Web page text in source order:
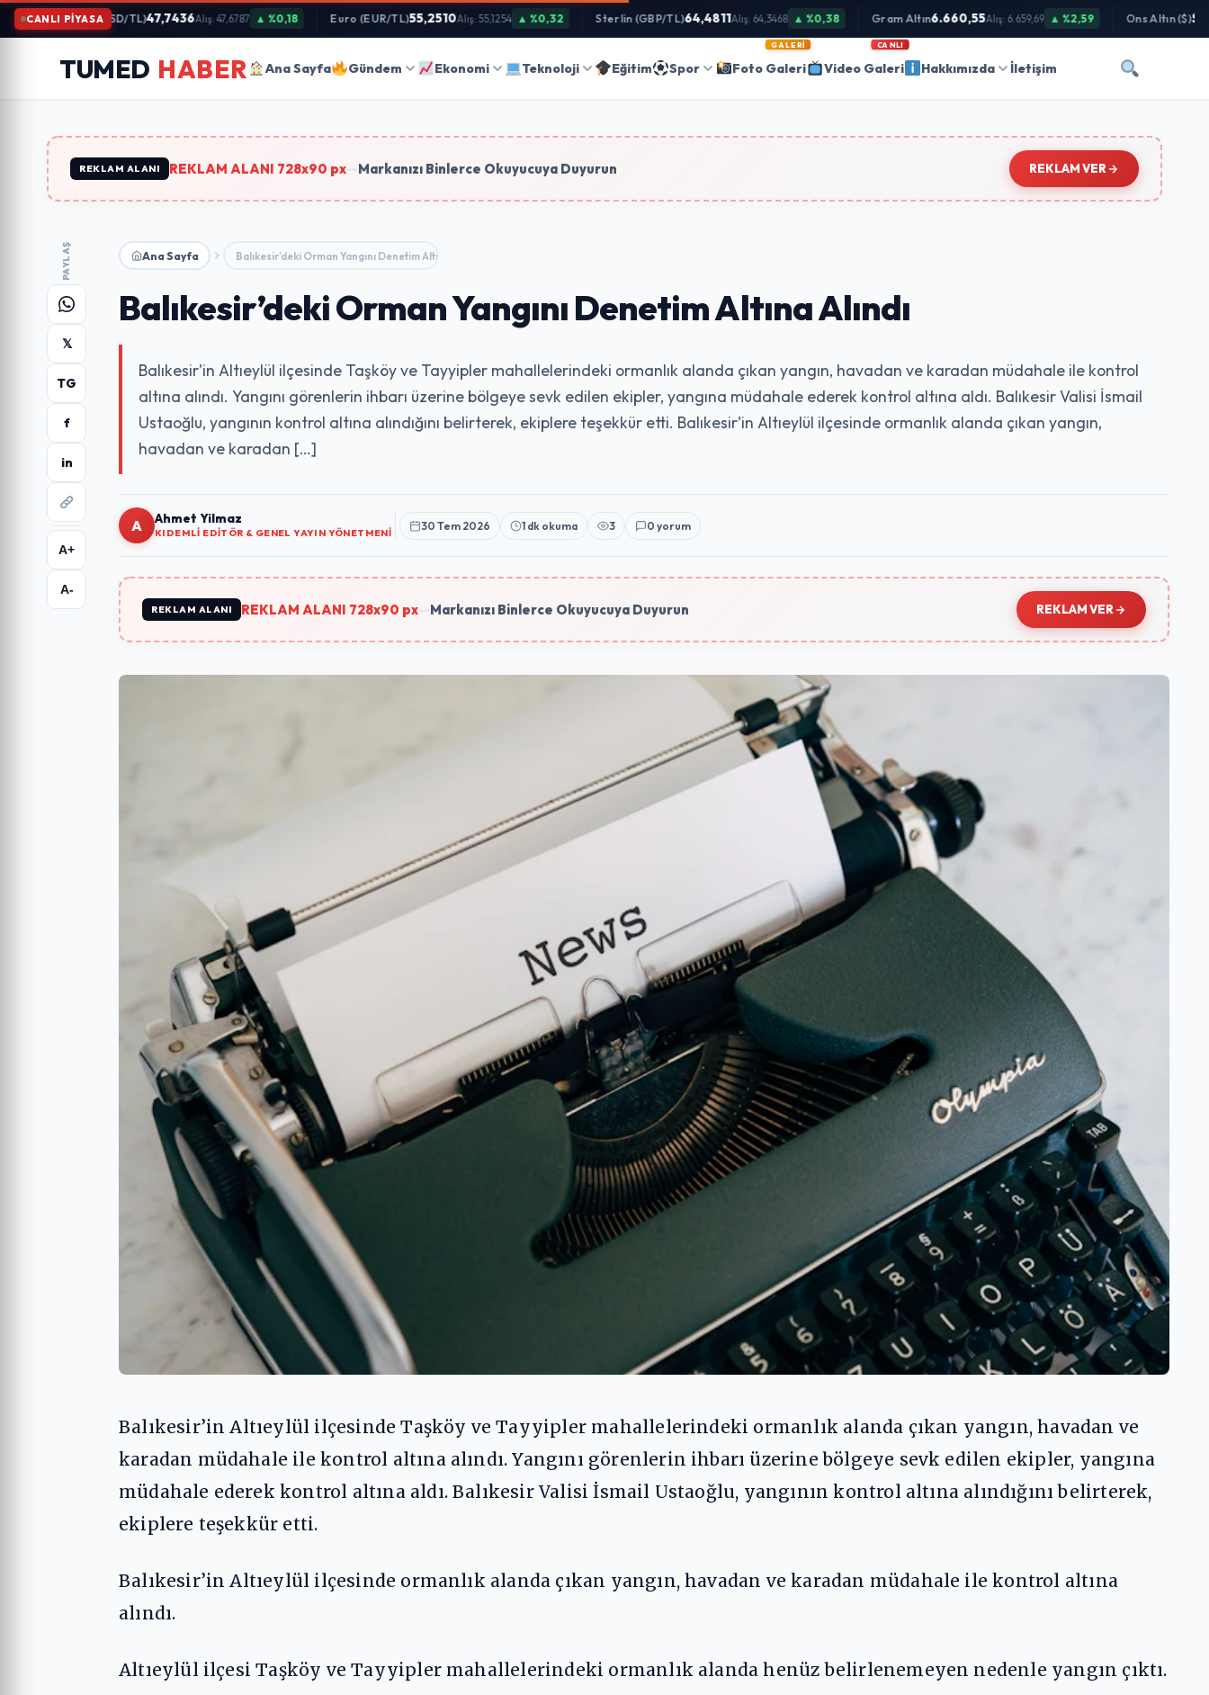
İçeriğe
Atla
CANLI PİYASA
Dolar (USD/TL)47,7436Alış: 47,6787 ▲ %0,18 Euro (EUR/TL)55,2510Alış: 55,1254 ▲ %0,32 Sterlin (GBP/TL)64,4811Alış: 64,3468 ▲ %0,38 Gram Altın6.660,55Alış: 6.659,69 ▲ %2,59 Ons Altın ($)
TUMED HABER Ana Sayfa Gündem Ekonomi Teknoloji Eğitim Spor Foto Galeri
GALERI
Video Galeri
CANLI
Hakkımızda İletişim
Arama
REKLAM ALANI REKLAM ALANI 728x90 px—Markanızı Binlerce Okuyucuya Duyurun REKLAM VER
PAYLAŞ
𝕏
TG
f
in
A+
A-
Ana Sayfa Balıkesir’deki Orman Yangını Denetim Altına Alındı
Balıkesir’deki Orman Yangını Denetim Altına Alındı
Balıkesir’in Altıeylül ilçesinde Taşköy ve Tayyipler mahallelerindeki ormanlık alanda çıkan yangın, havadan ve karadan müdahale ile kontrol
altına alındı. Yangını görenlerin ihbarı üzerine bölgeye sevk edilen ekipler, yangına müdahale ederek kontrol altına aldı. Balıkesir Valisi İsmail
Ustaoğlu, yangının kontrol altına alındığını belirterek, ekiplere teşekkür etti. Balıkesir’in Altıeylül ilçesinde ormanlık alanda çıkan yangın,
havadan ve karadan […]
A Ahmet Yilmaz
KIDEMLI EDITÖR & GENEL YAYIN YÖNETMENI
30 Tem 2026 1 dk okuma 3 0 yorum
REKLAM ALANI REKLAM ALANI 728x90 px—Markanızı Binlerce Okuyucuya Duyurun REKLAM VER
Balıkesir’in Altıeylül ilçesinde Taşköy ve Tayyipler mahallelerindeki ormanlık alanda çıkan yangın, havadan ve
karadan müdahale ile kontrol altına alındı. Yangını görenlerin ihbarı üzerine bölgeye sevk edilen ekipler, yangına
müdahale ederek kontrol altına aldı. Balıkesir Valisi İsmail Ustaoğlu, yangının kontrol altına alındığını belirterek,
ekiplere teşekkür etti.
Balıkesir’in Altıeylül ilçesinde ormanlık alanda çıkan yangın, havadan ve karadan müdahale ile kontrol altına
alındı.
Altıeylül ilçesi Taşköy ve Tayyipler mahallelerindeki ormanlık alanda henüz belirlenemeyen nedenle yangın çıktı.